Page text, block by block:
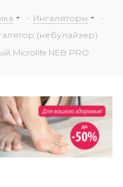
- Ингаляторы
-
(небулайзер)
Microlife NEB PRO